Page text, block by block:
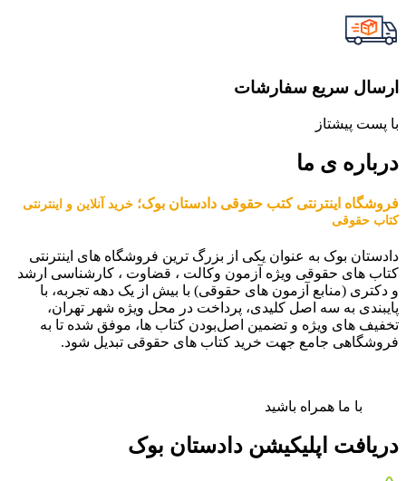
ارسال سریع سفارشات
با پست پیشتاز
درباره ی ما
فروشگاه اینترنتی کتب حقوقی دادستان بوک؛ خرید آنلاین و اینترنتی
کتاب حقوقی
دادستان بوک به عنوان یکی از بزرگ ترین فروشگاه های اینترنتی
کتاب های حقوقی ویژه آزمون وکالت ، قضاوت ، کارشناسی ارشد
و دکتری (منابع آزمون های حقوقی) با بیش از یک دهه تجربه، با
پایبندی به سه اصل کلیدی، پرداخت در محل ویژه شهر تهران،
تخفیف های ویژه و تضمین اصل‌بودن کتاب ها، موفق شده تا به
فروشگاهی جامع جهت خرید کتاب های حقوقی تبدیل شود.
با ما همراه باشید
دریافت اپلیکیشن دادستان بوک